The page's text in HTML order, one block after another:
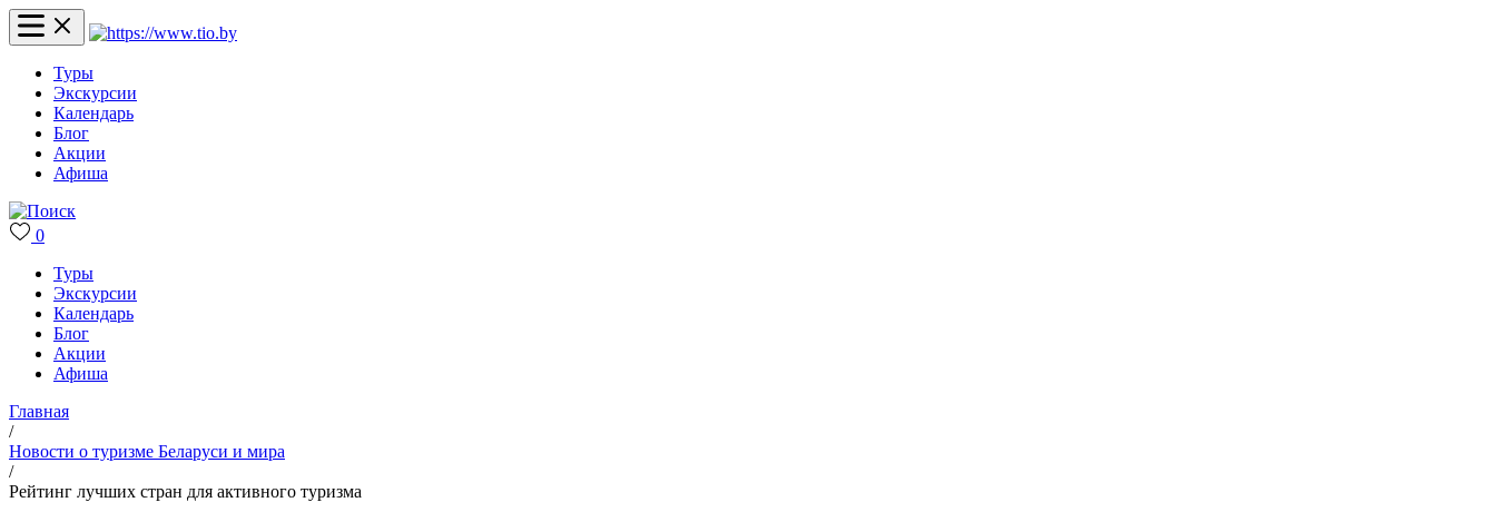
Туры
Экскурсии
Календарь
Блог
Акции
Афиша
0
Туры
Экскурсии
Календарь
Блог
Акции
Афиша
Главная
/
Новости о туризме Беларуси и мира
/
Рейтинг лучших стран для активного туризма